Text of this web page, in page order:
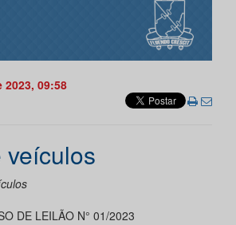
2023, 09:58
veículos
DE LEILÃO N° 01/2023